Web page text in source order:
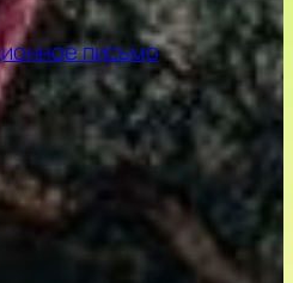
письмо